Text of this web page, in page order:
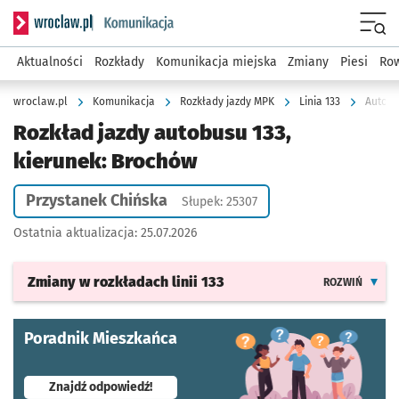
Serwis informacyjny wroclaw.pl podserwis: Komunikacja
Aktualności Rozkłady Komunikacja miejska Zmiany Piesi
wroclaw.pl Komunikacja Rozkłady jazdy MPK Linia 133
Rozkład jazdy autobusu 133,
kierunek: Brochów
Przystanek Chińska Słupek: 25307
Ostatnia aktualizacja: 25.07.2026
Zmiany w rozkładach linii 133 ROZWIŃ
Poradnik Mieszkańca
Znajdź odpowiedź!- otworzy się w nowej karcie